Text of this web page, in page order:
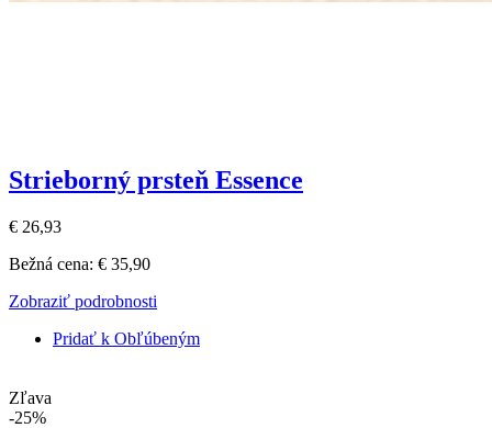
Strieborný prsteň Essence
€ 26,93
Bežná cena: € 35,90
Zobraziť podrobnosti
Pridať k Obľúbeným
Zľava
-25%